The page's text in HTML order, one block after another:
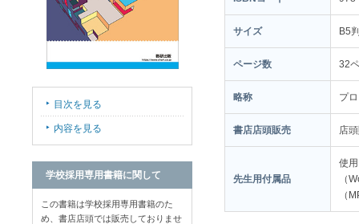
サイズ B5
ページ数 32
略称 プ
書店店頭販売 店
先生用付属品
使
（
（
目次を見る
内容を見る
学校採用専用書籍に関して
この書籍は学校採用専用書籍のた
め、書店店頭では販売しておりませ